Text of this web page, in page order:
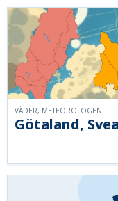
Götaland,
VÄDER, METEOROLOGEN